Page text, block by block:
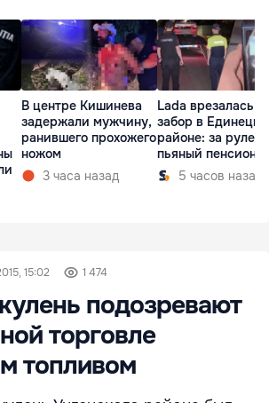
В центре Кишинева
задержали мужчину,
ранившего прохожего
ножом
3 часа назад
Lada врезалась в
забор в
районе: за рулем
пьяный
5 часов назад
15:02 1 474
подозревают
торговле
топливом